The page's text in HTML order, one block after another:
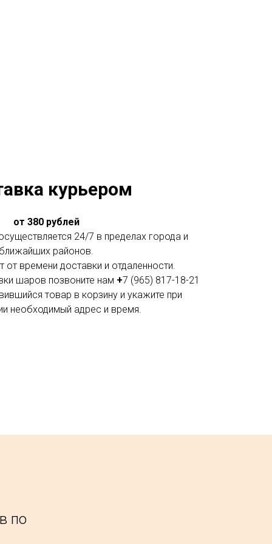
курьером
от 380 рублей
24/7 в пределах города и
ближайших районов.
от времени доставки и отдаленности.
шаров позвоните нам +7 (965) 817-18-21
товар в корзину и укажите при
необходимый адрес и время.
по